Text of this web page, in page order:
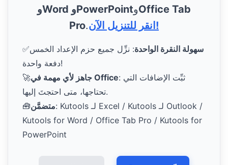
وWord وPowerPointوOffice Tab
Pro. انقر للتنزيل الآن!
✅ سهولة النقرة الواحدة: نزِّل جميع حزم الإعداد الخمس
دفعة واحدة!
🚀
جاهز لأي مهمة في Office: ثبِّت الإضافات التي
تحتاجها، متى احتجتَ إليها.
🧰متضمَّن: Kutools لـ Excel / Kutools لـ Outlook /
Kutools for Word / Office Tab Pro / Kutools for
PowerPoint